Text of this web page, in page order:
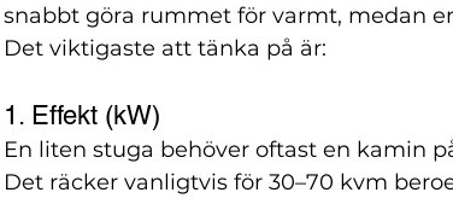
snabbt göra rummet för varmt, medan
Det viktigaste att tänka på är:
1. Effekt (kW)
En liten stuga behöver oftast en kamin
Det räcker vanligtvis för 30–70 kvm